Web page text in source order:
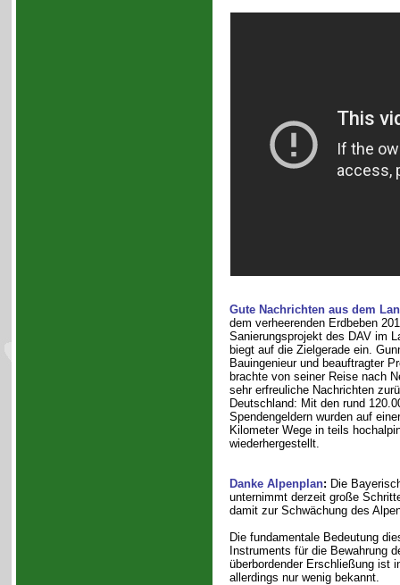
Gute Nachrichten aus dem
dem verheerenden Erdbeben
Sanierungsprojekt des DAV im
biegt auf die Zielgerade ein.
Bauingenieur und beauftragter
brachte von seiner Reise nach
sehr erfreuliche Nachrichten
Deutschland: Mit den rund
Spendengeldern wurden auf
Kilometer Wege in teils
wiederhergestellt.
Danke Alpenplan: Die
unternimmt derzeit große
damit zur Schwächung des
Die fundamentale Bedeutung
Instruments für die Bewahrung
überbordender Erschließung ist
allerdings nur wenig bekannt.